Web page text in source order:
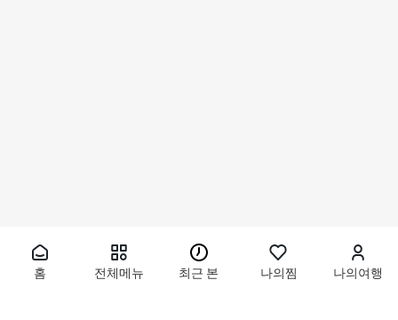
태국
홈 전체메뉴 최근 본 나의찜 나의여행